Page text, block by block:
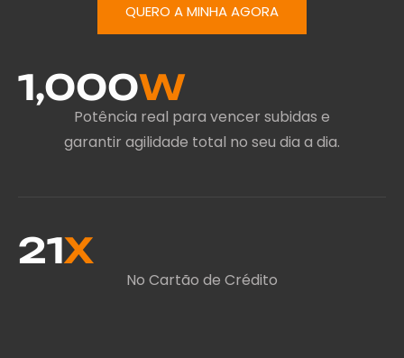
QUERO A MINHA AGORA
1,000W
Potência real para vencer subidas e
garantir agilidade total no seu dia a dia.
21X
No Cartão de Crédito